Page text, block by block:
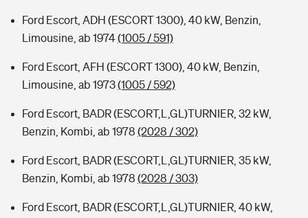
Ford Escort, ADH (ESCORT 1300), 40 kW, Benzin,
Limousine, ab 1974(1005 / 591)
Ford Escort, AFH (ESCORT 1300), 40 kW, Benzin,
Limousine, ab 1973(1005 / 592)
Ford Escort, BADR (ESCORT,L,GL)TURNIER, 32 kW,
Benzin, Kombi, ab 1978 (2028 / 302)
Ford Escort, BADR (ESCORT,L,GL)TURNIER, 35 kW,
Benzin, Kombi, ab 1978 (2028 / 303)
Ford Escort, BADR (ESCORT,L,GL)TURNIER, 40 kW,